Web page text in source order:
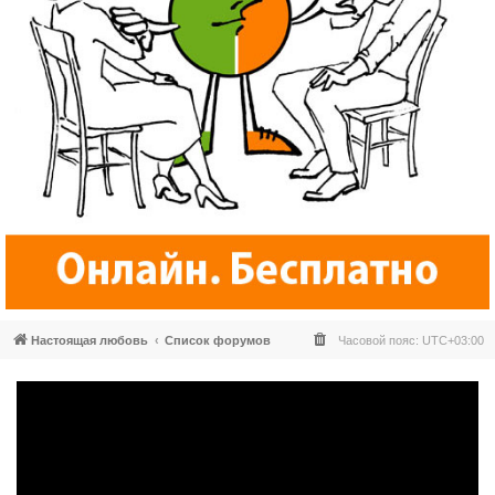
Настоящая любовь Список форумов Часовой пояс: UTC+03:00